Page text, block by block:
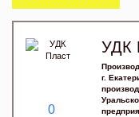
0
УДК
г.